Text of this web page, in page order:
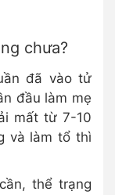
chưa?
đã vào tử
đầu làm mẹ
mất từ 7-10
và làm tổ thì
thể trạng